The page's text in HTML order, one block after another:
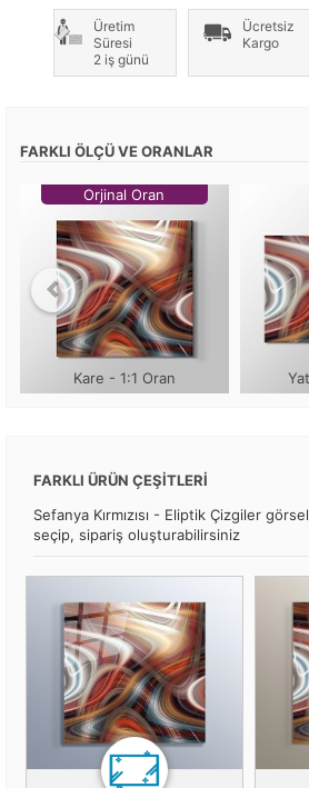
Üretim
Süresi
2 iş günü
Ücretsiz
Kargo
FARKLI ÖLÇÜ VE ORANLAR
Orjinal Oran
Kare - 1:1 Oran
FARKLI ÜRÜN ÇEŞİTLERİ
Sefanya Kırmızısı - Eliptik Çizgiler
seçip, sipariş oluşturabilirsiniz